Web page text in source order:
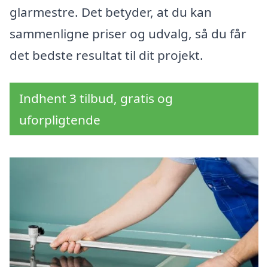
glarmestre. Det betyder, at du kan
sammenligne priser og udvalg, så du får
det bedste resultat til dit projekt.
Indhent 3 tilbud, gratis og
uforpligtende